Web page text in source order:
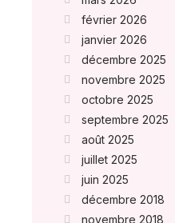
février 2026
janvier 2026
décembre 2025
novembre 2025
octobre 2025
septembre 2025
août 2025
juillet 2025
juin 2025
décembre 2018
novembre 2018